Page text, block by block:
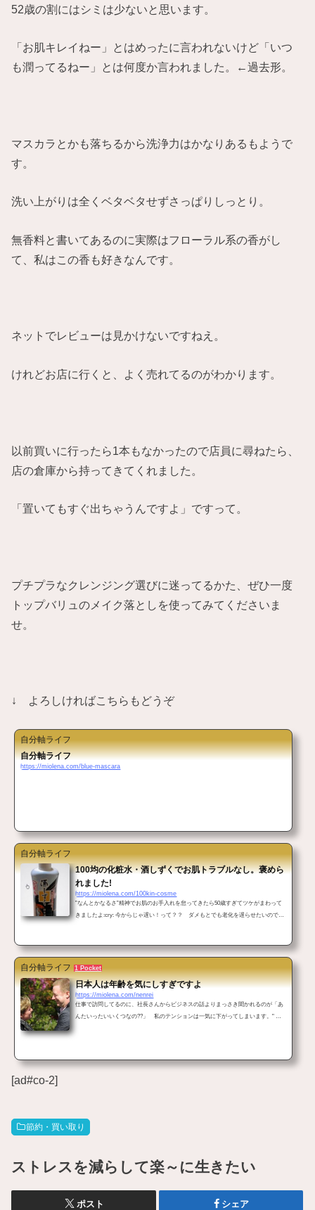
52歳の割にはシミは少ないと思います。
「お肌キレイねー」とはめったに言われないけど「いつ
も潤ってるねー」とは何度か言われました。←過去形。
マスカラとかも落ちるから洗浄力はかなりあるもようで
す。
洗い上がりは全くベタベタせずさっぱりしっとり。
無香料と書いてあるのに実際はフローラル系の香がし
て、私はこの香も好きなんです。
ネットでレビューは見かけないですねえ。
けれどお店に行くと、よく売れてるのがわかります。
以前買いに行ったら1本もなかったので店員に尋ねたら、
店の倉庫から持ってきてくれました。
「置いてもすぐ出ちゃうんですよ」ですって。
プチプラなクレンジング選びに迷ってるかた、ぜひ一度
トップバリュのメイク落としを使ってみてくださいま
せ。
↓ よろしければこちらもどうぞ
自分軸ライフ
自分軸ライフ
https://miolena.com/blue-mascara
自分軸ライフ
100均の化粧水・酒しずくでお肌トラブルなし。褒めら
れました!
https://miolena.com/100kin-cosme
”なんとかなるさ”精神でお肌のお手入れを怠ってきたら50歳すぎてツケがまわって
きましたよ:cry: 今からじゃ遅い！って？？ ダメもとでも老化を遅らせたいのでま
こんばんは。 お腹がグ～と鳴ってから食べるように心がけてるミオレナです
以
腹がすいたら食べるほうが健康にイイと聞い...
自分軸ライフ 1 Pocket
日本人は年齢を気にしすぎですよ
https://miolena.com/nenrei
仕事で訪問してるのに、社長さんからビジネスの話よりまっさき聞かれるのが「あ
んたいったいいくつなの??」 私のテンションは一気に下がってしまいます。" 年
[ad#co-2]
節約・買い取り
ストレスを減らして楽～に生きたい
ポスト シェア